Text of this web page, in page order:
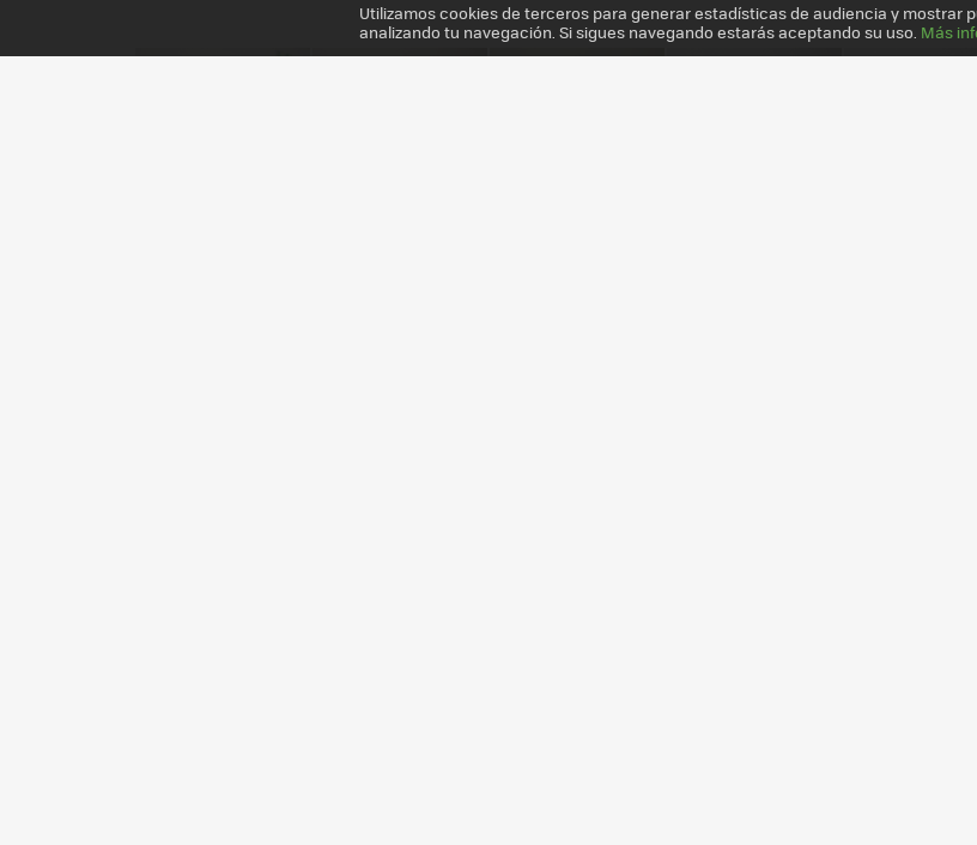
Utilizamos cookies de terceros para generar estadísticas de audiencia y mostrar
analizando tu navegación. Si sigues navegando estarás aceptando su uso. Más